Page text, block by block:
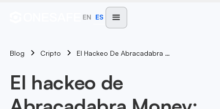
EN ES
Blog Cripto El Hackeo De Abracadabra Money: Lecciones Aprendidas
El hackeo de